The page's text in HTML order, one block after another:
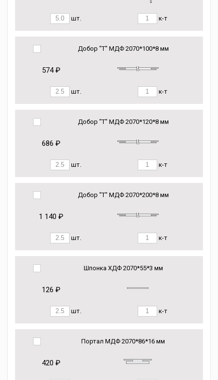
шт. к-т
Добор "Т" МДФ 2070*100*8 мм
574 ₽
шт. к-т
Добор "Т" МДФ 2070*120*8 мм
686 ₽
шт. к-т
Добор "Т" МДФ 2070*200*8 мм
1 140 ₽
шт. к-т
Шпонка ХДФ 2070*55*3 мм
126 ₽
шт. к-т
Портал МДФ 2070*86*16 мм
420 ₽